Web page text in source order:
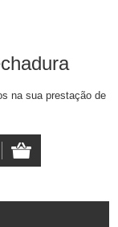
na sua prestação de